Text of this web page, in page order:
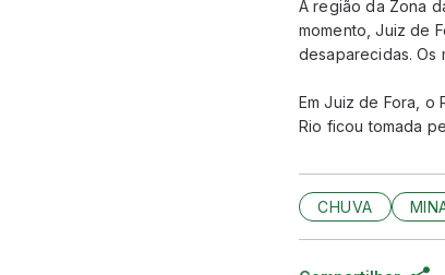
A região da Zona
momento, Juiz de
desaparecidas. Os
Em Juiz de Fora, o
Rio ficou tomada
CHUVA